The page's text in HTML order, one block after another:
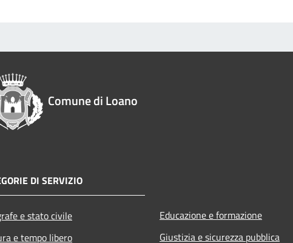
Comune di Loano
DI SERVIZIO
e stato civile
e tempo libero
Educazione e formazione
Giustizia e sicurezza pubblica